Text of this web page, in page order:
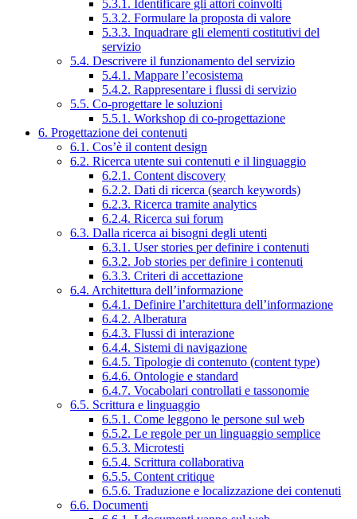
5.3.1. Identificare gli attori coinvolti
5.3.2. Formulare la proposta di valore
5.3.3. Inquadrare gli elementi costitutivi del
servizio
5.4. Descrivere il funzionamento del servizio
5.4.1. Mappare l’ecosistema
5.4.2. Rappresentare i flussi di servizio
5.5. Co-progettare le soluzioni
5.5.1. Workshop di co-progettazione
6. Progettazione dei contenuti
6.1. Cos’è il content design
6.2. Ricerca utente sui contenuti e il linguaggio
6.2.1. Content discovery
6.2.2. Dati di ricerca (search keywords)
6.2.3. Ricerca tramite analytics
6.2.4. Ricerca sui forum
6.3. Dalla ricerca ai bisogni degli utenti
6.3.1. User stories per definire i contenuti
6.3.2. Job stories per definire i contenuti
6.3.3. Criteri di accettazione
6.4. Architettura dell’informazione
6.4.1. Definire l’architettura dell’informazione
6.4.2. Alberatura
6.4.3. Flussi di interazione
6.4.4. Sistemi di navigazione
6.4.5. Tipologie di contenuto (content type)
6.4.6. Ontologie e standard
6.4.7. Vocabolari controllati e tassonomie
6.5. Scrittura e linguaggio
6.5.1. Come leggono le persone sul web
6.5.2. Le regole per un linguaggio semplice
6.5.3. Microtesti
6.5.4. Scrittura collaborativa
6.5.5. Content critique
6.5.6. Traduzione e localizzazione dei contenuti
6.6. Documenti